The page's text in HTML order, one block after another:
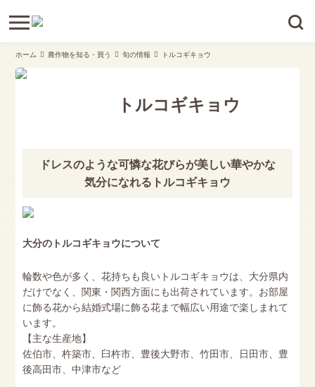
ホーム 農作物を知る・買う 旬の情報 トルコギキョウ
トルコギキョウ
ドレスのような可憐な花びらが美しい華やかな
気分になれるトルコギキョウ
大分のトルコギキョウについて
輪数や色が多く、花持ちも良いトルコギキョウは、大分県内
だけでなく、関東・関西方面にも出荷されています。お部屋
に飾る花から結婚式場に飾る花まで幅広い用途で楽しまれて
います。
【主な生産地】
佐伯市、杵築市、臼杵市、豊後大野市、竹田市、日田市、豊
後高田市、中津市など